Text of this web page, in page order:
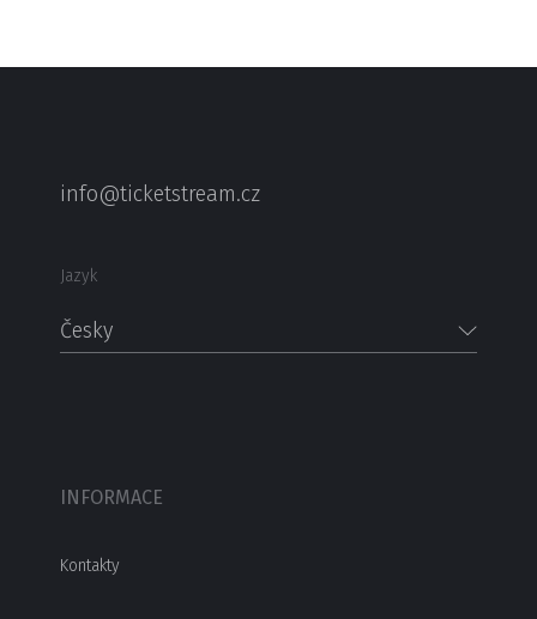
info@ticketstream.cz
Jazyk
Česky
INFORMACE
Kontakty